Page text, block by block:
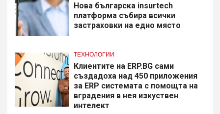
Нова българска insurtech
платформа събира всички
застраховки на едно място
ТЕХНОЛОГИИ
Клиентите на ERP.BG сами
създадоха над 450 приложения
за ERP системата с помощта на
вградения в нея изкуствен
интелект